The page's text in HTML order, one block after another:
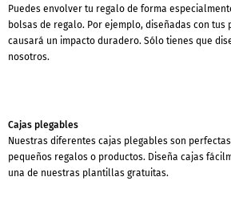
Puedes envolver tu regalo de forma
bolsas de regalo. Por ejemplo, diseñadas con tus
causará un impacto duradero. Sólo tienes que
nosotros.
Cajas plegables
Nuestras diferentes cajas plegables son
pequeños regalos o productos. Diseña cajas
una de nuestras plantillas gratuitas.